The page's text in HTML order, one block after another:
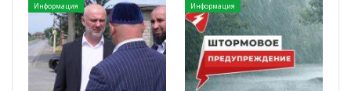
Информация Информация